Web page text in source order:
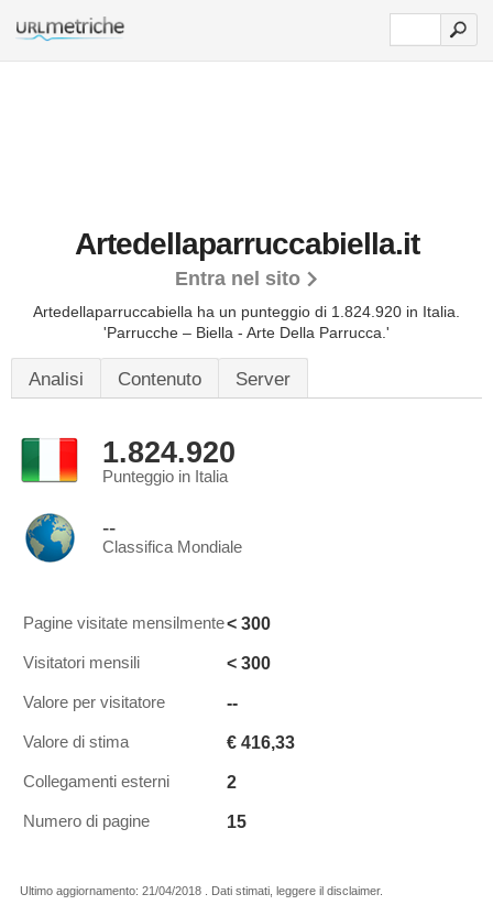
Artedellaparruccabiella.it
Entra nel sito
Artedellaparruccabiella ha un punteggio di 1.824.920 in Italia.
'Parrucche – Biella - Arte Della Parrucca.'
Analisi Contenuto Server
1.824.920
Punteggio in Italia
--
Classifica Mondiale
Pagine visitate mensilmente< 300
Visitatori mensili < 300
Valore per visitatore --
Valore di stima € 416,33
Collegamenti esterni 2
Numero di pagine 15
Ultimo aggiornamento: 21/04/2018 . Dati stimati, leggere il disclaimer.